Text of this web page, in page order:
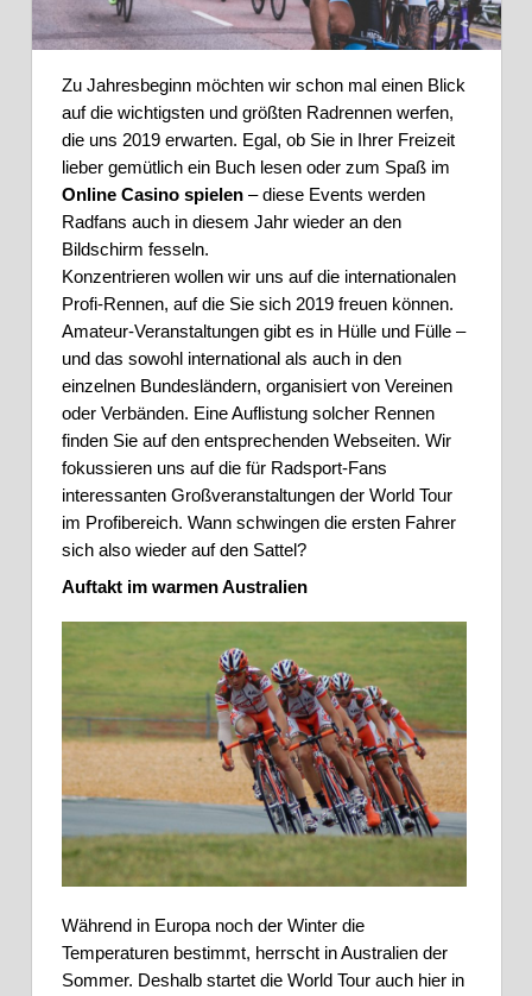
Zu Jahresbeginn möchten wir schon mal einen Blick
auf die wichtigsten und größten Radrennen werfen,
die uns 2019 erwarten. Egal, ob Sie in Ihrer Freizeit
Online Casino spielen – diese Events werden
Radfans auch in diesem Jahr wieder an den
Bildschirm fesseln.
Konzentrieren wollen wir uns auf die internationalen
Profi-Rennen, auf die Sie sich 2019 freuen können.
Amateur-Veranstaltungen gibt es in Hülle und Fülle –
und das sowohl international als auch in den
einzelnen Bundesländern, organisiert von Vereinen
oder Verbänden. Eine Auflistung solcher Rennen
finden Sie auf den entsprechenden Webseiten. Wir
fokussieren uns auf die für Radsport-Fans
interessanten Großveranstaltungen der World Tour
im Profibereich. Wann schwingen die ersten Fahrer
sich also wieder auf den Sattel?
Auftakt im warmen Australien
Während in Europa noch der Winter die
Temperaturen bestimmt, herrscht in Australien der
Sommer. Deshalb startet die World Tour auch hier in